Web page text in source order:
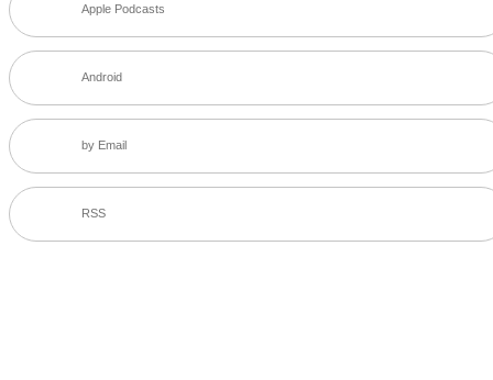
Apple Podcasts
Android
by Email
RSS